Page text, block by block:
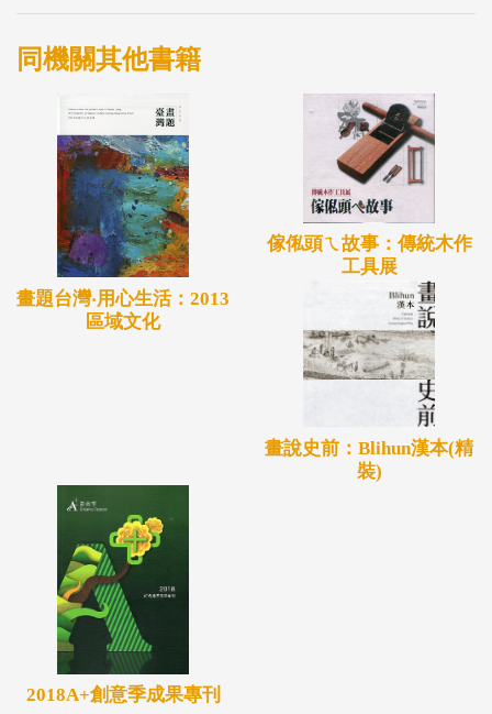
次將原為絕版專刊之《永不消失的榮耀記憶》一書進
行改版重印，保留原書「總論」與作者的「採訪後
記」部分，增補文面耆老家譜及現況，並以單行本之
形式呈現六位文面耆老的人生記憶及生活智慧。
同機關其他書籍
畫題台灣‧用心生活：2013
區域文化
傢俬頭ㄟ故事：傳統木作
工具展
畫說史前：Blihun漢本(精
裝)
2018A+創意季成果專刊